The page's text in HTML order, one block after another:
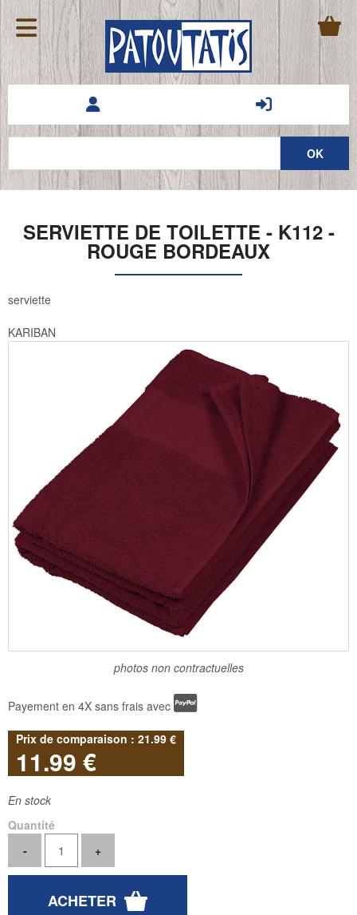
SERVIETTE DE TOILETTE - K112 -
ROUGE BORDEAUX
serviette
KARIBAN
photos non contractuelles
Payement en 4X sans frais avec
21.99 €
11.99 €
En stock
Quantité